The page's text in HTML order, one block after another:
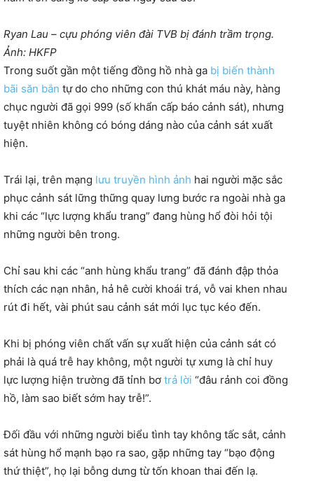
Ryan Lau – cựu phóng viên đài TVB bị đánh trầm trọng.
Ảnh: HKFP
Trong suốt gần một tiếng đồng hồ nhà ga bị biến thành
bãi săn bắn tự do cho những con thú khát máu này, hàng
chục người đã gọi 999 (số khẩn cấp báo cảnh sát), nhưng
tuyệt nhiên không có bóng dáng nào của cảnh sát xuất
hiện.
Trái lại, trên mạng lưu truyền hình ảnh hai người mặc sắc
phục cảnh sát lững thững quay lưng bước ra ngoài nhà ga
khi các “lực lượng khẩu trang” đang hùng hổ đòi hỏi tội
những người bên trong.
Chỉ sau khi các “anh hùng khẩu trang” đã đánh đập thỏa
thích các nạn nhân, hả hê cười khoái trá, vỗ vai khen nhau
rút đi hết, vài phút sau cảnh sát mới lục tục kéo đến.
Khi bị phóng viên chất vấn sự xuất hiện của cảnh sát có
phải là quá trễ hay không, một người tự xưng là chỉ huy
lực lượng hiện trường đã tỉnh bơ trả lời “đâu rảnh coi đồng
hồ, làm sao biết sớm hay trễ!”.
Đối đầu với những người biểu tình tay không tấc sắt, cảnh
sát hùng hổ mạnh bạo ra sao, gặp những tay “bạo động
thứ thiệt”, họ lại bỗng dưng từ tốn khoan thai đến lạ.